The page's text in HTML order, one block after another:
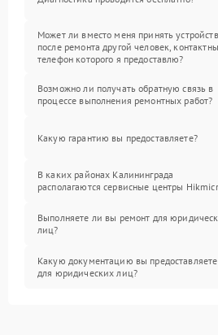
Может ли вместо меня принять
после ремонта другой человек,
телефон которого я предоставлю?
Возможно ли получать обратную связь в
процессе выполнения ремонтных работ?
Какую гарантию вы предоставляете?
В каких районах Калининграда
располагаются сервисные центры
Выполняете ли вы ремонт для
лиц?
Какую документацию вы предоставляете
для юридических лиц?